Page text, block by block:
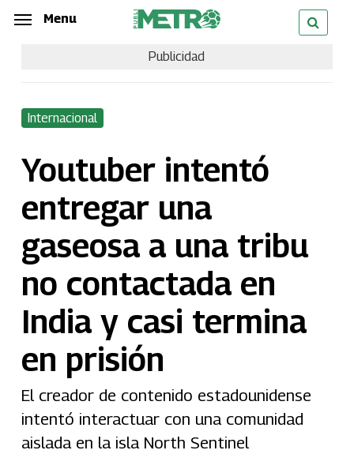
Skip
content
Menu
Publicidad
Internacional
Youtuber intentó
entregar una
gaseosa a una tribu
no contactada en
India y casi termina
en prisión
El creador de contenido estadounidense
intentó interactuar con una comunidad
aislada en la isla North Sentinel
Menu